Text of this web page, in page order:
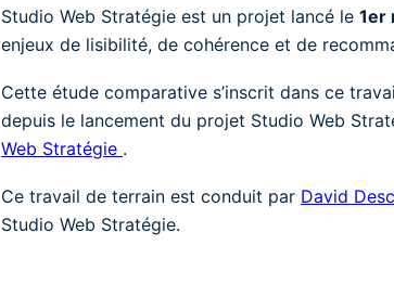
Studio Web Stratégie est un projet lancé le 1er
enjeux de lisibilité, de cohérence et de
Cette étude comparative s’inscrit dans ce
depuis le lancement du projet Studio Web
Web Stratégie .
Ce travail de terrain est conduit par David
Studio Web Stratégie.